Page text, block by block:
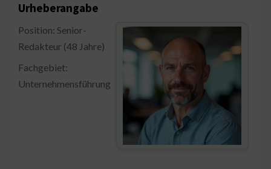
Urheberangabe
Position: Senior-
Redakteur (48 Jahre)
Fachgebiet:
Unternehmensführung